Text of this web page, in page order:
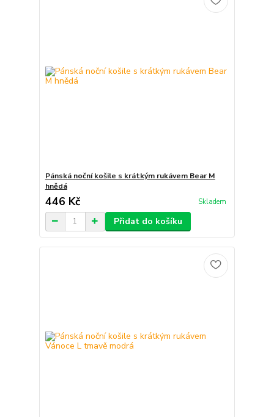
Pánská noční košile s krátkým rukávem Bear M
hnědá
446 Kč Skladem
Přidat do košíku